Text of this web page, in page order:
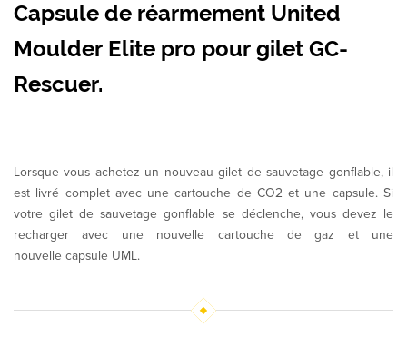
Capsule de réarmement United
Moulder Elite pro pour gilet GC-
Rescuer.
Lorsque vous achetez un nouveau gilet de sauvetage gonflable, il
est livré complet avec une cartouche de CO2 et une capsule. Si
votre gilet de sauvetage gonflable se déclenche, vous devez le
recharger avec une nouvelle cartouche de gaz et une
nouvelle capsule UML.